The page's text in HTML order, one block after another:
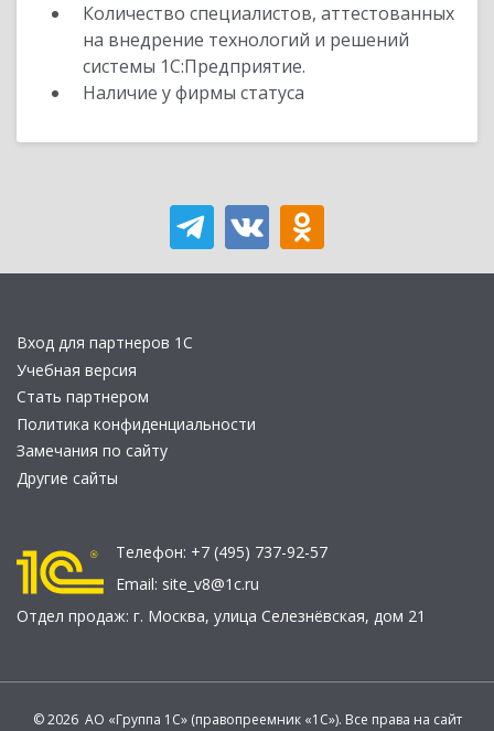
Количество специалистов, аттестованных
на внедрение технологий и решений
системы 1С:Предприятие.
Наличие у фирмы статуса
Вход для партнеров 1С
Учебная версия
Стать партнером
Политика конфиденциальности
Замечания по сайту
Другие сайты
Телефон: +7 (495) 737-92-57
Email: site_v8@1c.ru
Отдел продаж: г. Москва, улица Селезнёвская, дом 21
© 2026 АО «Группа 1С» (правопреемник «1С»). Все права на сайт